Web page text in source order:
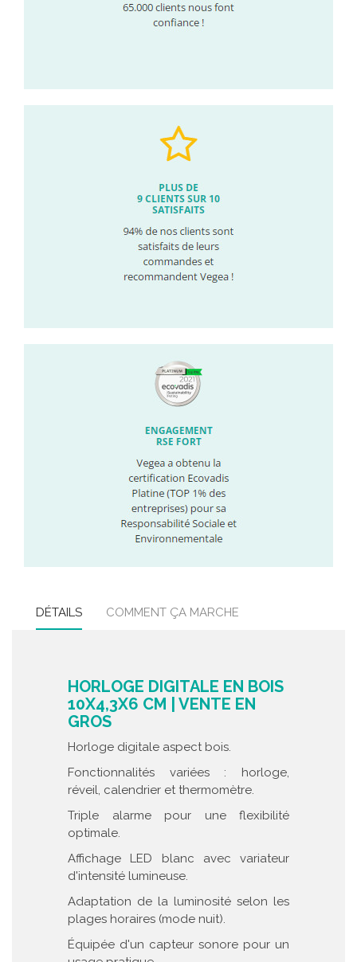
DÉTAILS COMMENT ÇA MARCHE
HORLOGE DIGITALE EN BOIS
10X4,3X6 CM | VENTE EN
GROS
Horloge digitale aspect bois.
Fonctionnalités variées : horloge,
réveil, calendrier et thermomètre.
Triple alarme pour une flexibilité
optimale.
Affichage LED blanc avec variateur
d'intensité lumineuse.
Adaptation de la luminosité selon les
plages horaires (mode nuit).
Équipée d'un capteur sonore pour un